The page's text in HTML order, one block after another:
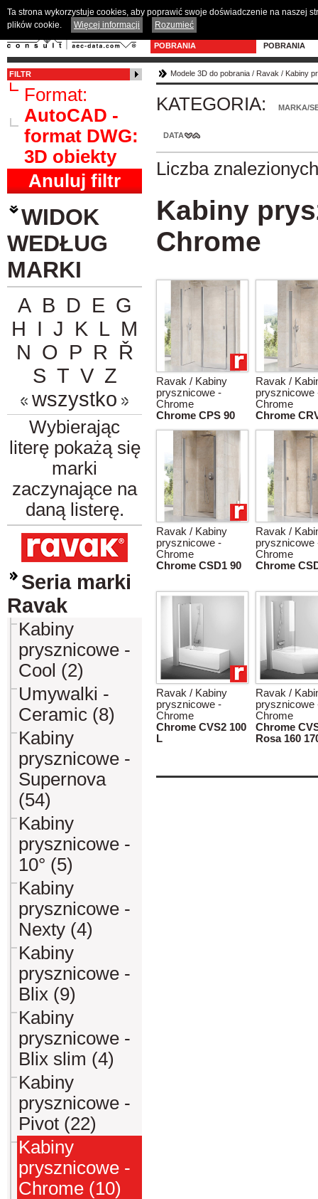
POBRANIA
POBRANIA
FILTR
Format:
AutoCAD -
format DWG:
3D obiekty
Anuluj filtr
WIDOK
WEDŁUG
MARKI
A B D E G
H I J K L M
N O P R Ř
S T V Z
wszystko
Wybierając
literę pokażą się
marki
zaczynające na
daną listerę.
Seria marki
Ravak
Kabiny
prysznicowe -
Cool (2)
Umywalki -
Ceramic (8)
Kabiny
prysznicowe -
Supernova
(54)
Kabiny
prysznicowe -
10° (5)
Kabiny
prysznicowe -
Nexty (4)
Kabiny
prysznicowe -
Blix (9)
Kabiny
prysznicowe -
Blix slim (4)
Kabiny
prysznicowe -
Pivot (22)
Kabiny
prysznicowe -
Chrome (10)
Modele 3D do pobrania / Ravak / Kabiny
KATEGORIA: MARKA/
DATA
Liczba
Kabiny
Chrome
Ravak / Kabiny
prysznicowe -
Chrome
Chrome CPS 90
Ravak /
prysznicowe
Chrome
Chrome
Ravak / Kabiny
prysznicowe -
Chrome
Chrome CSD1 90
Ravak /
prysznicowe
Chrome
Chrome
Ravak / Kabiny
prysznicowe -
Chrome
Chrome CVS2 100
L
Ravak /
prysznicowe
Chrome
Chrome
Rosa 160
Ta strona wykorzystuje cookies, aby poprawić swoje doświadczenie na naszej
plików cookie.
Więcej informacji Rozumieć